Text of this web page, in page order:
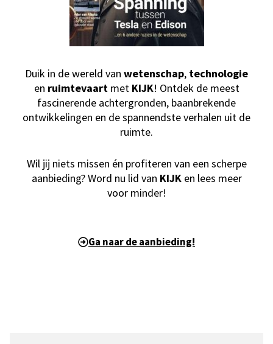
Duik in de wereld van wetenschap, technologie
en ruimtevaartmet KIJK! Ontdek de meest
fascinerende achtergronden, baanbrekende
ontwikkelingen en de spannendste verhalen uit de
ruimte.
Wil jij niets missen én profiteren van een scherpe
aanbieding? Word nu lid van KIJKen lees meer
voor minder!
Ga naar de aanbieding!